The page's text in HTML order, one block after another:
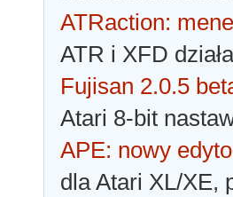
ATRaction:
ATR i XFD
Fujisan 2.0.5
Atari 8-bit
APE: nowy
dla Atari XL/XE,